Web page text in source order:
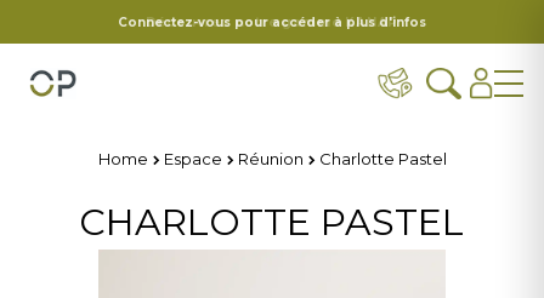
Connectez-vous pour accéder à plus d'infos
Home Espace Réunion Charlotte Pastel
CHARLOTTE PASTEL